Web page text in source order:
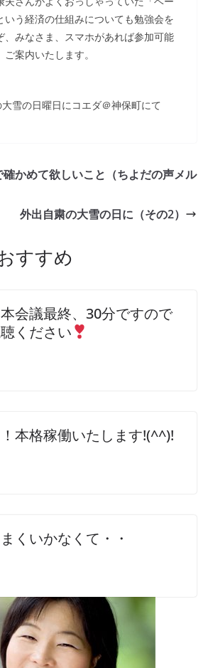
いう経済の仕組みについても勉強会を
、みなさま、スマホがあれば参加可能
案内いたします。
雪の日曜日にコエダ＠神保町にて
かめて欲しいこと（ちよだの声メル
外出自粛の大雪の日に（その2）
すすめ
会議最終、30分ですので
ください
本格稼働いたします!(^^)!
くいかなくて・・